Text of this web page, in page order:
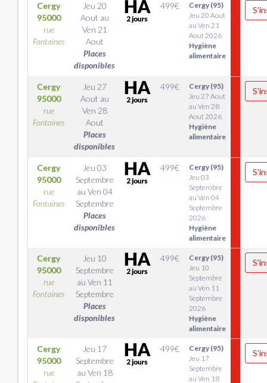
Cergy
95000
rue
Fontaines
Jeu 20
Aout au
Ven 21
Aout
Places
disponibles
499€
Cergy (95)
Jeu 20 Aout
au Ven 21
Aout 2026
Hygiène
alimentaire
Cergy
95000
rue
Fontaines
Jeu 27
Aout au
Ven 28
Aout
Places
disponibles
499€
Cergy (95)
Jeu 27 Aout
au Ven 28
Aout 2026
Hygiène
alimentaire
Cergy
95000
rue
Fontaines
Jeu 03
Septembre
au Ven 04
Septembre
Places
disponibles
499€
Cergy (95)
Jeu 03
Septembre
au Ven 04
Septembre
2026
Hygiène
alimentaire
Cergy
95000
rue
Fontaines
Jeu 10
Septembre
au Ven 11
Septembre
Places
disponibles
499€
Cergy (95)
Jeu 10
Septembre
au Ven 11
Septembre
2026
Hygiène
alimentaire
Cergy
95000
rue
Jeu 17
Septembre
au Ven 18
499€
Cergy (95)
Jeu 17
Septembre
au Ven 18